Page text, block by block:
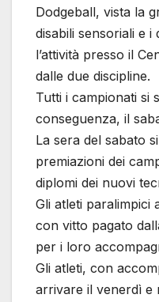
Dodgeball, vista la
disabili sensoriali e i
l’attività presso il
dalle due discipline.
Tutti i campionati si
conseguenza, il
La sera del sabato
premiazioni dei
diplomi dei nuovi
Gli atleti paralimpici
con vitto pagato
per i loro
Gli atleti, con
arrivare il venerdì e